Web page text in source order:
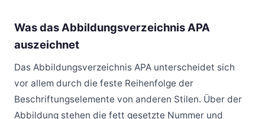
Was das Abbildungsverzeichnis APA
auszeichnet
Das Abbildungsverzeichnis APA unterscheidet sich
vor allem durch die feste Reihenfolge der
Beschriftungselemente von anderen Stilen. Über der
Abbildung stehen die fett gesetzte Nummer und